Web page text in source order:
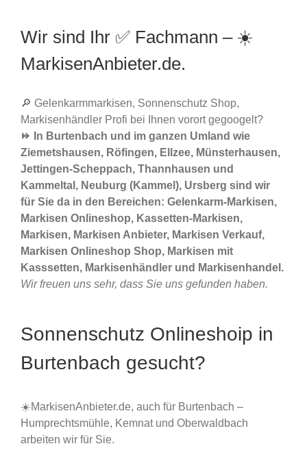
Wir sind Ihr ✅ Fachmann – ☀️
MarkisenAnbieter.de.
🔎 Gelenkarmmarkisen, Sonnenschutz Shop,
Markisenhändler Profi bei Ihnen vorort gegoogelt?
⏩ In Burtenbach und im ganzen Umland wie
Ziemetshausen, Röfingen, Ellzee, Münsterhausen,
Jettingen-Scheppach, Thannhausen und
Kammeltal, Neuburg (Kammel), Ursberg sind wir
für Sie da in den Bereichen: Gelenkarm-Markisen,
Markisen Onlineshop, Kassetten-Markisen,
Markisen, Markisen Anbieter, Markisen Verkauf,
Markisen Onlineshop Shop, Markisen mit
Kasssetten, Markisenhändler und Markisenhandel.
Wir freuen uns sehr, dass Sie uns gefunden haben.
Sonnenschutz Onlineshoip in
Burtenbach gesucht?
☀️MarkisenAnbieter.de, auch für Burtenbach –
Humprechtsmühle, Kemnat und Oberwaldbach
arbeiten wir für Sie.